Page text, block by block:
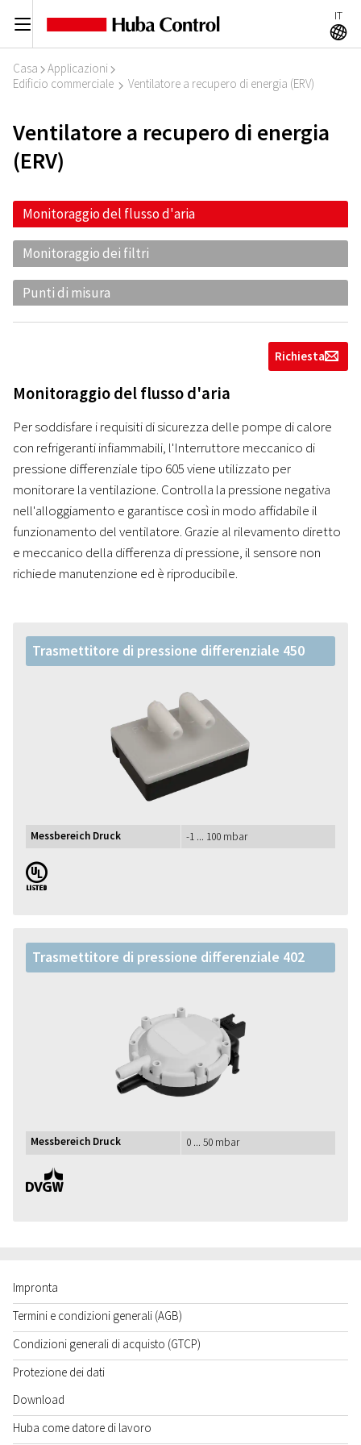
C IT
A
Casa I Applicazioni I
Edificio commerciale I Ventilatore a recupero di energia (ERV)
Ventilatore a recupero di energia
(ERV)
Monitoraggio del flusso d'aria
Monitoraggio dei filtri
Punti di misura
Richiestag
Monitoraggio del flusso d'aria
Per soddisfare i requisiti di sicurezza delle pompe di calore
con refrigeranti infiammabili, l'Interruttore meccanico di
pressione differenziale tipo 605 viene utilizzato per
monitorare la ventilazione. Controlla la pressione negativa
nell'alloggiamento e garantisce così in modo affidabile il
funzionamento del ventilatore. Grazie al rilevamento diretto
e meccanico della differenza di pressione, il sensore non
richiede manutenzione ed è riproducibile.
Trasmettitore di pressione differenziale 450
Messbereich Druck -1 ... 100 mbar
UL
Trasmettitore di pressione differenziale 402
Messbereich Druck 0 ... 50 mbar
DVGW
Impronta
Termini e condizioni generali (AGB)
Condizioni generali di acquisto (GTCP)
Protezione dei dati
Download
Huba come datore di lavoro